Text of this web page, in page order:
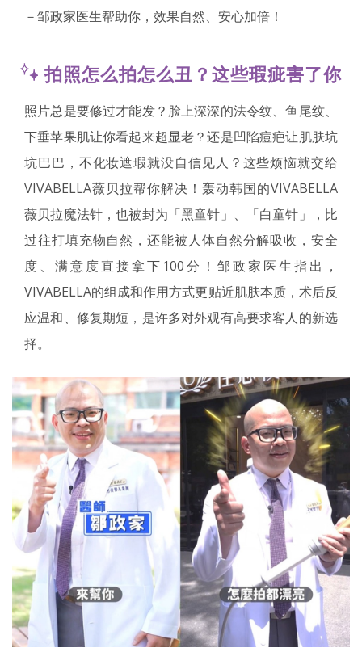
－邹政家医生帮助你，效果自然、安心加倍！
拍照怎么拍怎么丑？这些瑕疵害了你
照片总是要修过才能发？脸上深深的法令纹、鱼尾纹、
下垂苹果肌让你看起来超显老？还是凹陷痘疤让肌肤坑
坑巴巴，不化妆遮瑕就没自信见人？这些烦恼就交给
VIVABELLA薇贝拉帮你解决！轰动韩国的VIVABELLA
薇贝拉魔法针，也被封为「黑童针」、「白童针」，比
过往打填充物自然，还能被人体自然分解吸收，安全
度、满意度直接拿下100分！邹政家医生指出，
VIVABELLA的组成和作用方式更贴近肌肤本质，术后反
应温和、修复期短，是许多对外观有高要求客人的新选
择。